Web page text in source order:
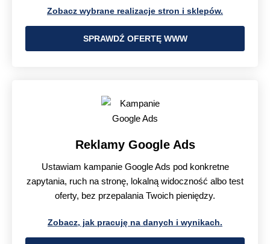
Zobacz wybrane realizacje stron i sklepów.
SPRAWDŹ OFERTĘ WWW
Reklamy Google Ads
Ustawiam kampanie Google Ads pod konkretne
zapytania, ruch na stronę, lokalną widoczność albo test
oferty, bez przepalania Twoich pieniędzy.
Zobacz, jak pracuję na danych i wynikach.